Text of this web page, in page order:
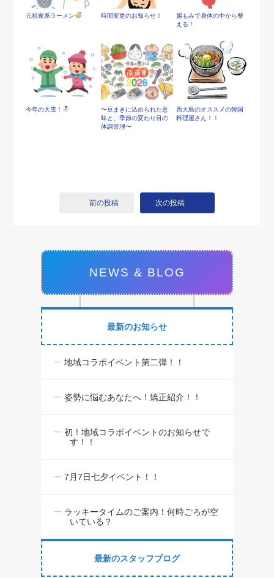
元祖家系ラーメン 時間変更のお知らせ！
腸もみで身体の中から整
える！
今年の大雪！
〜豆まきに込められた意
味と、季節の変わり目の
体調管理〜
西大島のオススメの韓国
料理屋さん！！
次の投稿
前の投稿
NEWS & BLOG
最新のお知らせ
地域コラボイベント第二弾！！
姿勢に悩むあなたへ！矯正紹介！！
初！地域コラボイベントのお知らせで
す！！
7月7日七夕イベント！！
ラッキータイムのご案内！何時ごろが空
いている？
最新のスタッフブログ